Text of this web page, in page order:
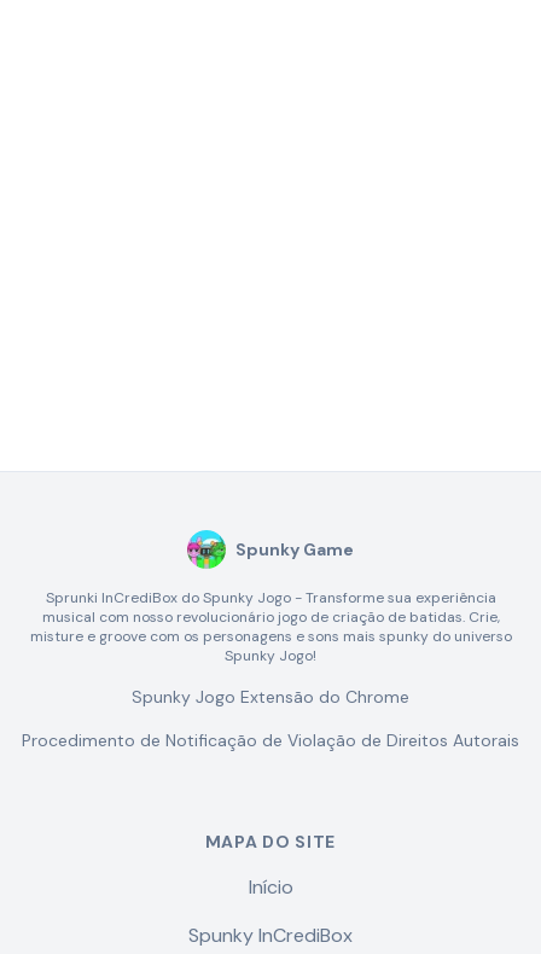
Spunky Game
Sprunki InCrediBox do Spunky Jogo - Transforme sua experiência
musical com nosso revolucionário jogo de criação de batidas. Crie,
misture e groove com os personagens e sons mais spunky do universo
Spunky Jogo!
Spunky Jogo Extensão do Chrome
Procedimento de Notificação de Violação de Direitos Autorais
MAPA DO SITE
Início
Spunky InCrediBox